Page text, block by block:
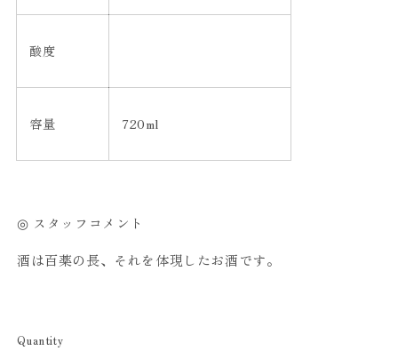
酸度
容量 720ml
◎ スタッフコメント
酒は百薬の長、それを体現したお酒です。
Quantity